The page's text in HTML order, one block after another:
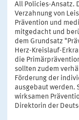
All Policies-Ansatz.
Verzahnung von
Prävention und
mitgedacht und
dem Grundsatz
Herz-Kreislauf-
die
sollten zudem
Förderung der
ausgebaut werden.
wirksamen
Direktorin der